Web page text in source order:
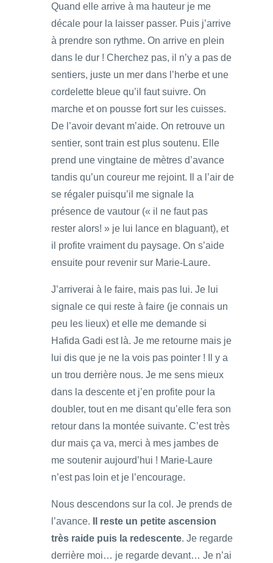
Quand elle arrive à ma hauteur je me
décale pour la laisser passer. Puis j’arrive
à prendre son rythme. On arrive en plein
dans le dur ! Cherchez pas, il n’y a pas de
sentiers, juste un mer dans l’herbe et une
cordelette bleue qu’il faut suivre. On
marche et on pousse fort sur les cuisses.
De l’avoir devant m’aide. On retrouve un
sentier, sont train est plus soutenu. Elle
prend une vingtaine de mètres d’avance
tandis qu’un coureur me rejoint. Il a l’air de
se régaler puisqu’il me signale la
présence de vautour (« il ne faut pas
rester alors! » je lui lance en blaguant), et
il profite vraiment du paysage. On s’aide
ensuite pour revenir sur Marie-Laure.
J’arriverai à le faire, mais pas lui. Je lui
signale ce qui reste à faire (je connais un
peu les lieux) et elle me demande si
Hafida Gadi est là. Je me retourne mais je
lui dis que je ne la vois pas pointer ! Il y a
un trou derrière nous. Je me sens mieux
dans la descente et j’en profite pour la
doubler, tout en me disant qu’elle fera son
retour dans la montée suivante. C’est très
dur mais ça va, merci à mes jambes de
me soutenir aujourd’hui ! Marie-Laure
n’est pas loin et je l’encourage.
Nous descendons sur la col. Je prends de
l’avance.
Il reste un petite ascension
très raide puis la redescente. Je regarde
derrière moi… je regarde devant… Je n’ai